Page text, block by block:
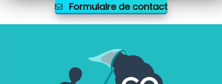
Formulaire de contact